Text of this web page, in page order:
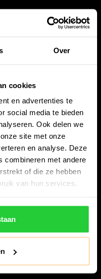
Over
cookies
en advertenties te
social media te bieden
Ook delen we
site met onze
en analyse. Deze
combineren met andere
of die ze hebben
van hun services.
van Lelystad en
6